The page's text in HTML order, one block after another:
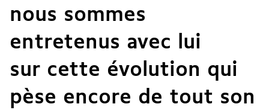
nous sommes
entretenus avec lui
sur cette évolution qui
pèse encore de tout son